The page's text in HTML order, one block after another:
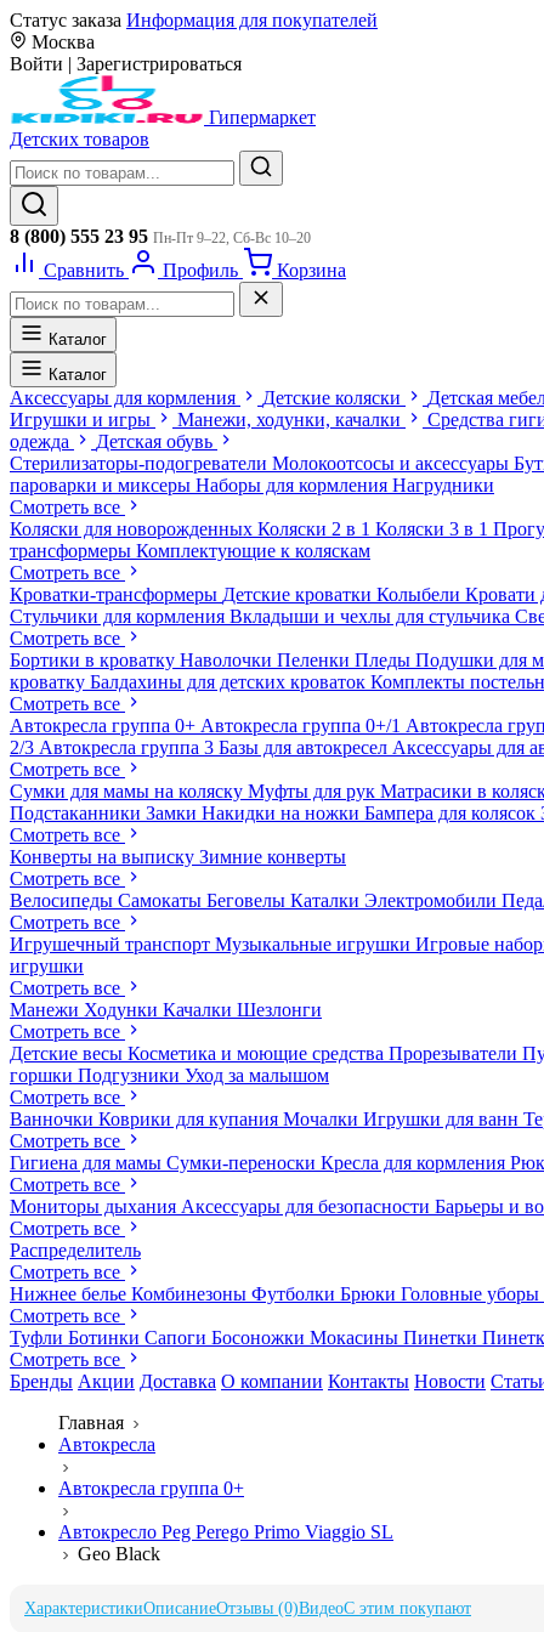
Статус заказа Информация для покупателей
Москва
Войти | Зарегистрироваться
Гипермаркет
Детских товаров
8 (800) 555 23 95 Пн-Пт 9–22, Сб-Вс 10–20
Сравнить Профиль Корзина
Каталог
Каталог
Аксессуары для кормления Детские коляски
Детская
Игрушки и игры
Манежи, ходунки, качалки
Средства
одежда
Детская обувь
Стерилизаторы-подогреватели Молокоотсосы и аксессуары
пароварки и миксеры Наборы для кормления Нагрудники
Смотреть все
Коляски для новорожденных Коляски 2 в 1 Коляски 3 в 1
трансформеры Комплектующие к коляскам
Смотреть все
Кроватки-трансформеры Детские кроватки Колыбели Кровати
Стульчики для кормления Вкладыши и чехлы для стульчика
Смотреть все
Бортики в кроватку Наволочки Пеленки Пледы Подушки для
кроватку Балдахины для детских кроваток Комплекты
Смотреть все
Автокресла группа 0+ Автокресла группа 0+/1 Автокресла
2/3 Автокресла группа 3 Базы для автокресел Аксессуары для
Смотреть все
Сумки для мамы на коляску Муфты для рук Матрасики в
Подстаканники Замки Накидки на ножки Бампера для колясок
Смотреть все
Конверты на выписку Зимние конверты
Смотреть все
Велосипеды Самокаты Беговелы Каталки Электромобили
Смотреть все
Игрушечный транспорт Музыкальные игрушки Игровые
игрушки
Смотреть все
Манежи Ходунки Качалки Шезлонги
Смотреть все
Детские весы Косметика и моющие средства Прорезыватели
горшки Подгузники Уход за малышом
Смотреть все
Ванночки Коврики для купания Мочалки Игрушки для ванн
Смотреть все
Гигиена для мамы Сумки-переноски Кресла для кормления
Смотреть все
Мониторы дыхания Аксессуары для безопасности Барьеры и
Смотреть все
Распределитель
Смотреть все
Нижнее белье Комбинезоны Футболки Брюки Головные уборы
Смотреть все
Туфли Ботинки Сапоги Босоножки Мокасины Пинетки
Смотреть все
Бренды Акции Доставка О компании Контакты Новости
Главная
Автокресла
Автокресла группа 0+
Автокресло Peg Perego Primo Viaggio SL
Geo Black
ХарактеристикиОписаниеОтзывы (0)ВидеоС этим покупают